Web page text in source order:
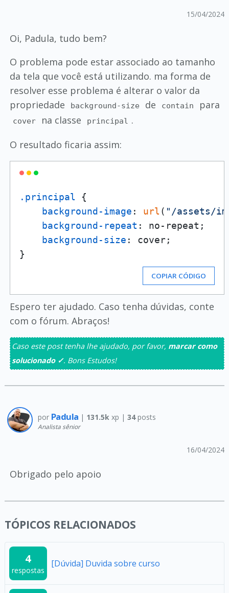
15/04/2024
Oi, Padula, tudo bem?
O problema pode estar associado ao tamanho
da tela que você está utilizando. ma forma de
resolver esse problema é alterar o valor da
propriedade
background-size de contain para
cover na classe principal .
O resultado ficaria assim:
.principal {
background-image : url( "/assets/
background-repeat : no-repeat;
background-size : cover;
COPIAR CÓDIGO
Espero ter ajudado. Caso tenha dúvidas, conte
com o fórum. Abraços!
Caso este post tenha lhe ajudado, por favor, marcar como
solucionado ✓. Bons Estudos!
por Padula | 131.5kxp | 34posts
Analista sênior
16/04/2024
Obrigado pelo apoio
TÓPICOS RELACIONADOS
4
respostas
[Dúvida] Duvida sobre curso